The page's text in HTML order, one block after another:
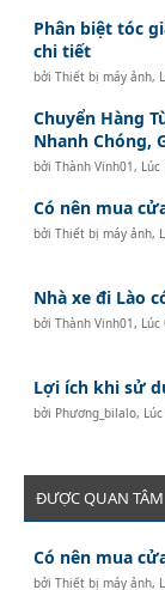
Phân biệt tóc
chi tiết
bởiThiết bị máy ảnh,
Chuyển Hàng
Nhanh Chóng,
bởiThành Vinh01 ,
Có nên mua
bởiThiết bị máy ảnh,
Nhà xe đi Lào
bởiThành Vinh01 ,
Lợi ích khi sử
bởi Phương_bilalo,
ĐƯỢC QUAN TÂM
Có nên mua
bởiThiết bị máy ảnh,